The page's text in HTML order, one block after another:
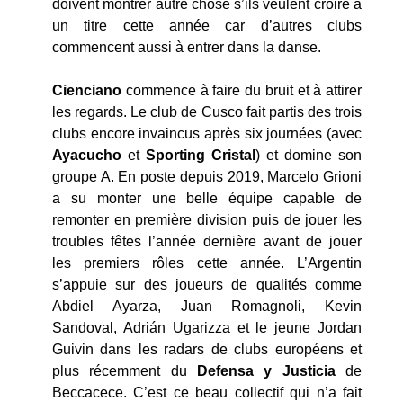
doivent montrer autre chose s’ils veulent croire à
un titre cette année car d’autres clubs
commencent aussi à entrer dans la danse.
Cienciano commence à faire du bruit et à attirer
les regards. Le club de Cusco fait partis des trois
clubs encore invaincus après six journées (avec
Ayacucho et Sporting Cristal ) et domine son
groupe A. En poste depuis 2019, Marcelo Grioni
a su monter une belle équipe capable de
remonter en première division puis de jouer les
troubles fêtes l’année dernière avant de jouer
les premiers rôles cette année. L’Argentin
s’appuie sur des joueurs de qualités comme
Abdiel Ayarza, Juan Romagnoli, Kevin
Sandoval, Adrián Ugarizza et le jeune Jordan
Guivin dans les radars de clubs européens et
plus récemment du
Defensa y Justiciade
Beccacece. C’est ce beau collectif qui n’a fait